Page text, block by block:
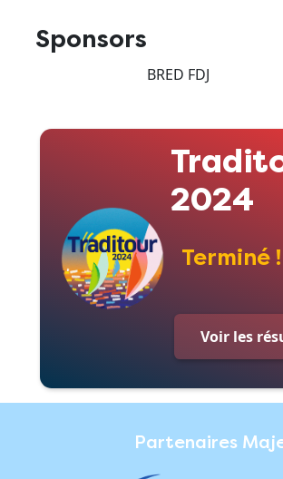
Sponsors
BRED FDJ
2024
Terminé !
Voir les
Partenaires